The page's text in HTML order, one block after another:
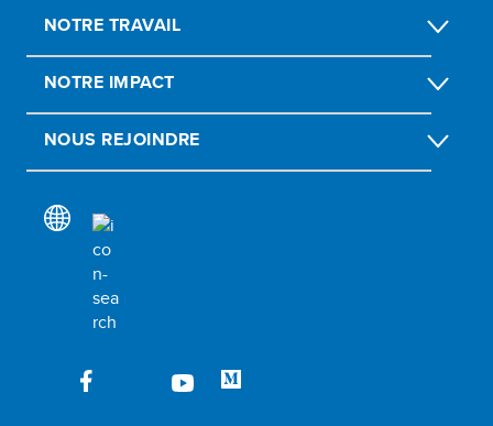
NOTRE TRAVAIL
NOTRE IMPACT
NOUS REJOINDRE